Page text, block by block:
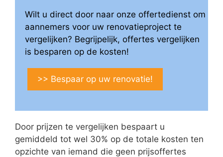
Wilt u direct door naar onze offertedienst om
aannemers voor uw renovatieproject te
vergelijken? Begrijpelijk, offertes vergelijken
is besparen op de kosten!
>> Bespaar op uw renovatie!
Door prijzen te vergelijken bespaart u
gemiddeld tot wel 30% op de totale kosten ten
opzichte van iemand die geen prijsoffertes